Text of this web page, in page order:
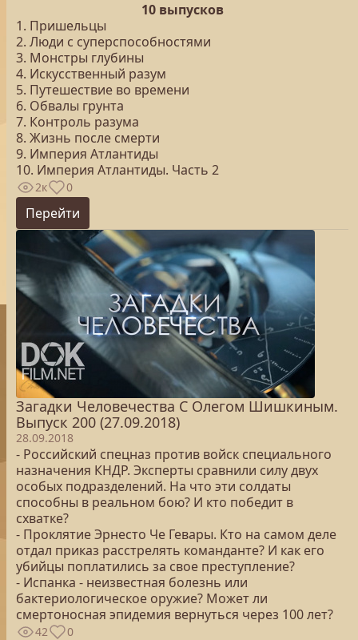
10 выпусков
1. Пришельцы
2. Люди с суперспособностями
3. Монстры глубины
4. Искусственный разум
5. Путешествие во времени
6. Обвалы грунта
7. Контроль разума
8. Жизнь после смерти
9. Империя Атлантиды
10. Империя Атлантиды. Часть 2
2к 0
Перейти
Загадки Человечества С Олегом Шишкиным.
Выпуск 200 (27.09.2018)
28.09.2018
- Российский спецназ против войск специального
назначения КНДР. Эксперты сравнили силу двух
особых подразделений. На что эти солдаты
способны в реальном бою? И кто победит в
схватке?
- Проклятие Эрнесто Че Гевары. Кто на самом деле
отдал приказ расстрелять команданте? И как его
убийцы поплатились за свое преступление?
- Испанка - неизвестная болезнь или
бактериологическое оружие? Может ли
смертоносная эпидемия вернуться через 100 лет?
42 0